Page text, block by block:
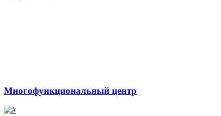
Многофункциональный центр